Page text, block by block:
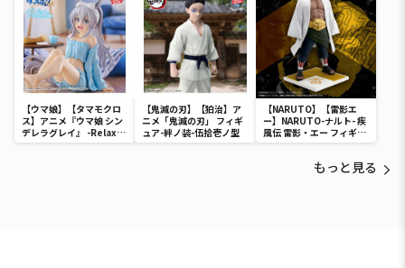
【ウマ娘】【タマモクロ
ス】アニメ『ウマ娘 シン
デレラグレイ』 -Relax
time-タマモクロス
【鬼滅の刃】【狛治】ア
ニメ「鬼滅の刃」 フィギ
ュア-絆ノ装-伍拾壱ノ型
【NARUTO】【雷影エ
ー】NARUTO-ナルト- 疾
風伝 雷影・エー フィギュ
ア～五影集結…!!～
もっと見る